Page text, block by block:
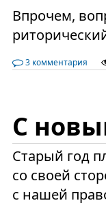
Впрочем,
3 комментария
С
Старый год
со своей
с нашей